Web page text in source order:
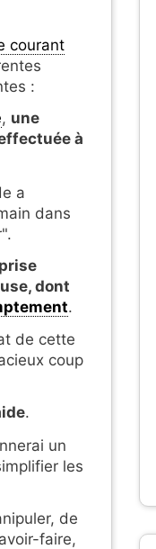
courant
:
, une
à
a
dans
dont
.
de cette
coup
.
un
les
de
faire,